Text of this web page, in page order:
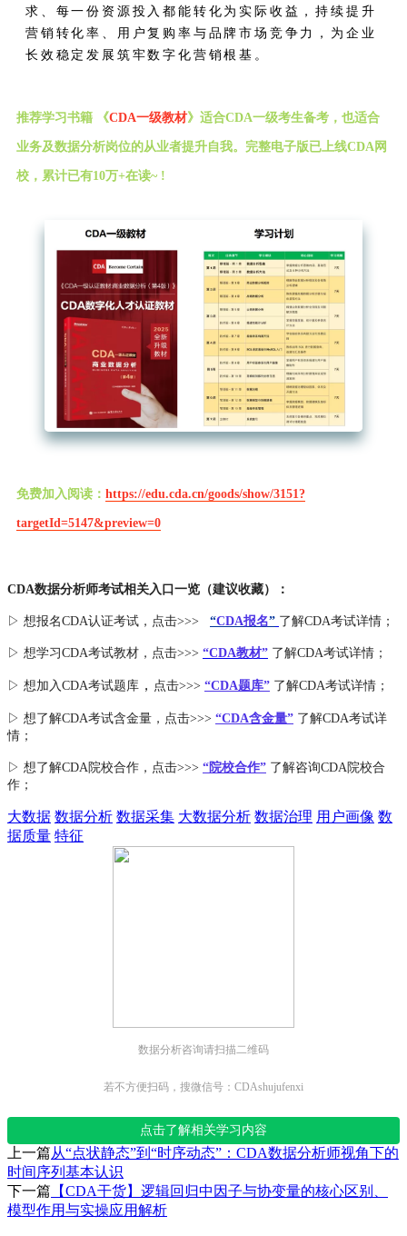
求、每一份资源投入都能转化为实际收益，持续提升
营销转化率、用户复购率与品牌市场竞争力，为企业
长效稳定发展筑牢数字化营销根基。
推荐学习书籍 《CDA一级教材》适合CDA一级考生备考，也适合
业务及数据分析岗位的从业者提升自我。完整电子版已上线CDA网
校，累计已有10万+在读~ !
免费加入阅读： https://edu.cda.cn/goods/show/3151?
targetId=5147&preview=0
CDA数据分析师考试相关入口一览（建议收藏）：
▷ 想报名CDA认证考试，点击>>> “CDA报名” 了解CDA考试详情；
▷ 想学习CDA考试教材，点击>>> “CDA教材” 了解CDA考试详情；
▷ 想加入CDA考试题库 ， 点击>>> “CDA题库” 了解CDA考试详情；
▷ 想了解CDA考试含金量 ，点击>>> “CDA含金量” 了解CDA考试详
情；
▷ 想了解CDA院校合作 ，点击>>> “院校合作” 了解咨询CDA院校合
作；
大数据 数据分析 数据采集 大数据分析 数据治理 用户画像 数
据质量 特征
数据分析咨询请扫描二维码
若不方便扫码，搜微信号：CDAshujufenxi
点击了解相关学习内容
上一篇从“点状静态”到“时序动态”：CDA数据分析师视角下的
时间序列基本认识
下一篇 【CDA干货】逻辑回归中因子与协变量的核心区别、
模型作用与实操应用解析